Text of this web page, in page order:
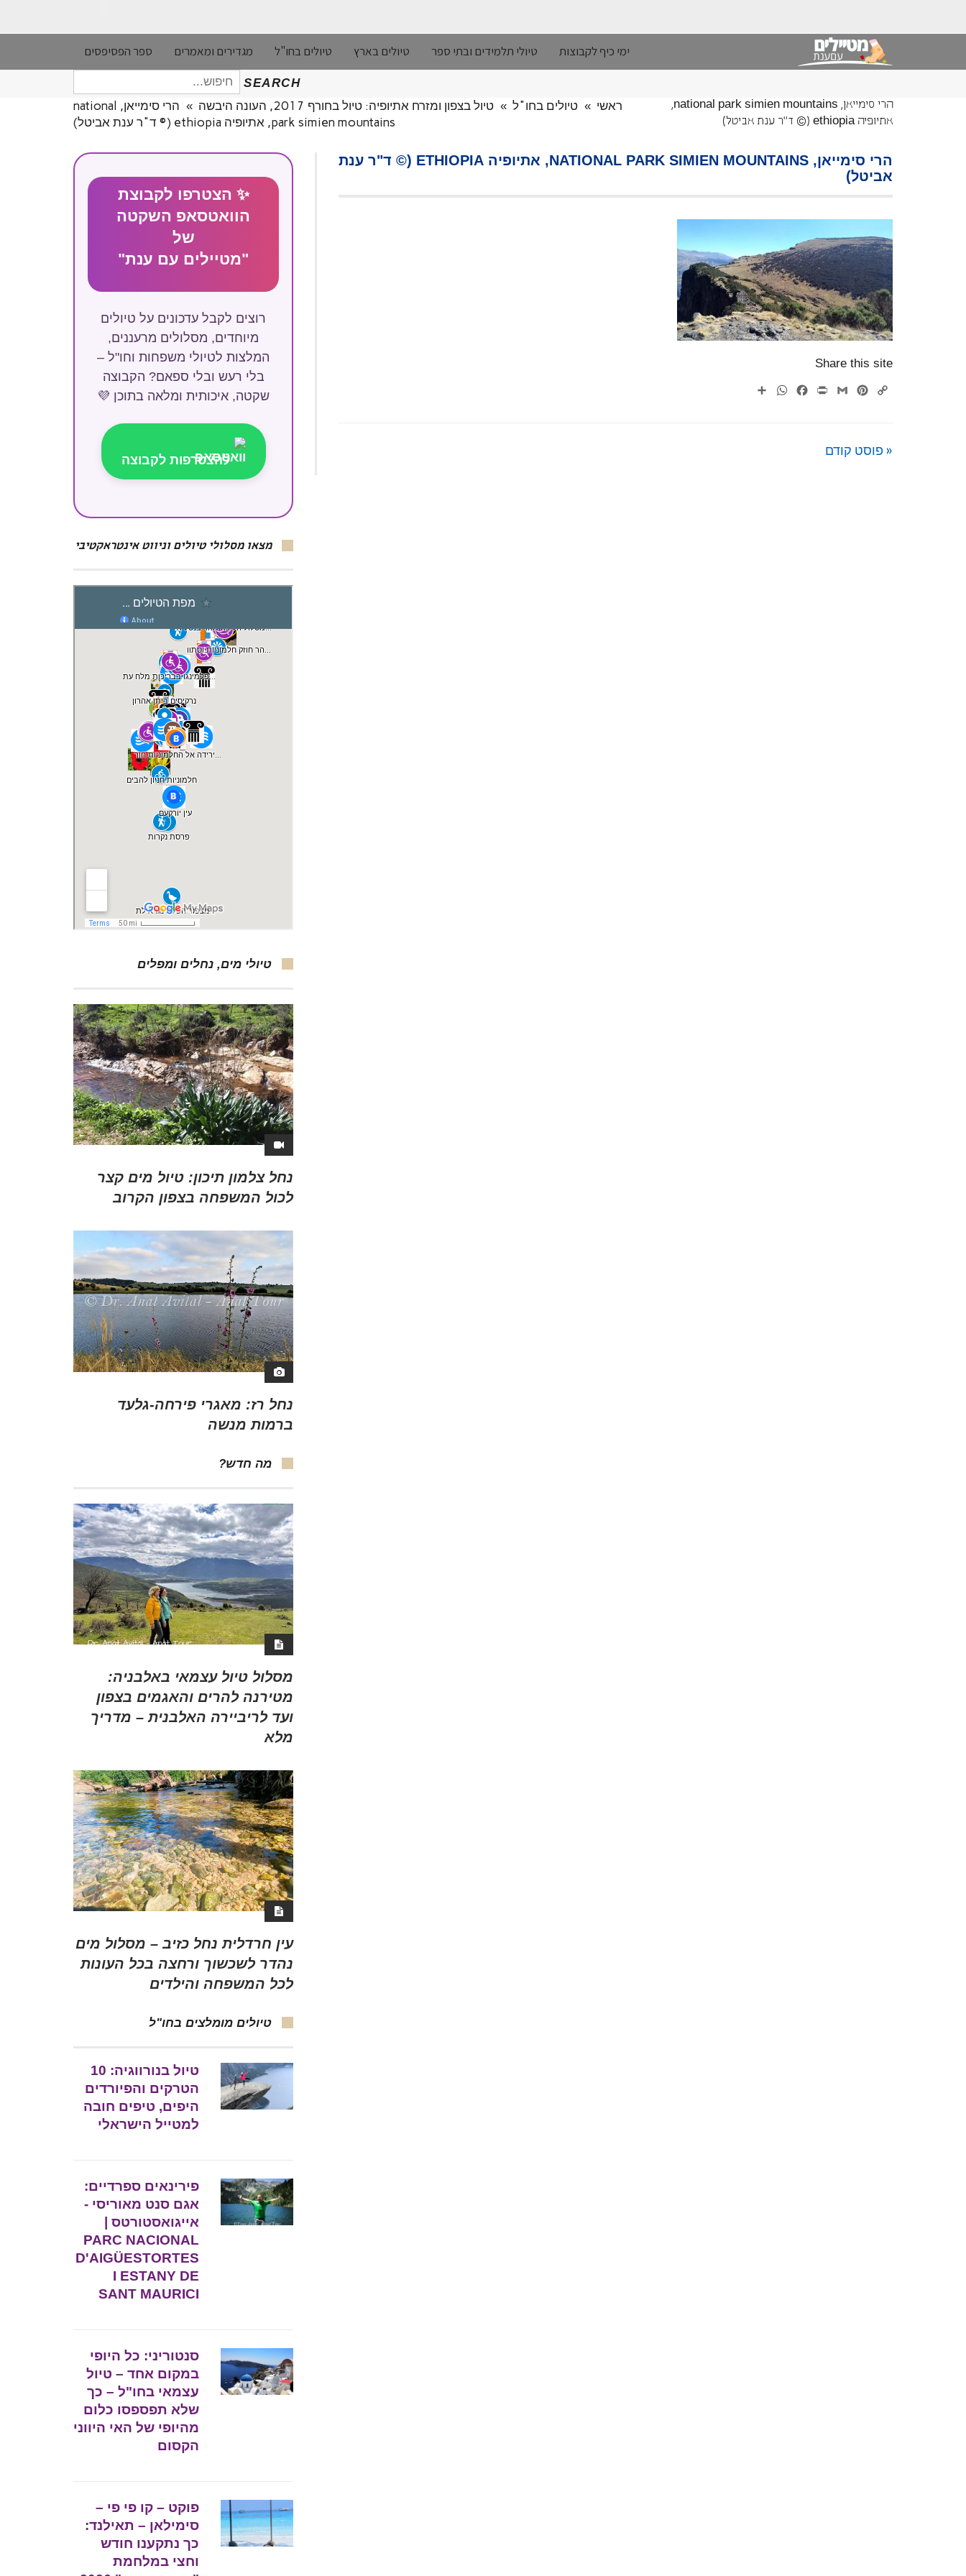
ימי כיף לקבוצות טיולי תלמידים ובתי ספר טיולים בארץ טיולים בחו"ל מגדירים ומאמרים ספר הפסיפסים
SEARCH
חיפוש
עבור:
הרי סימייאן, national park simien mountains,
אתיופיה ethiopia (© ד"ר ענת אביטל)
ראשי » טיולים בחו"ל » טיול בצפון ומזרח אתיופיה: טיול בחורף 2017, העונה היבשה »
הרי סימייאן, national
park simien mountains, אתיופיה ethiopia (© ד"ר ענת אביטל)
הרי סימייאן, NATIONAL PARK SIMIEN MOUNTAINS, אתיופיה ETHIOPIA (© ד"ר ענת
אביטל)
Share this site
Copy
Pinterest
Gmail
Print
Facebook
WhatsApp
« פוסט קודם
✨ הצטרפו לקבוצת
הוואטסאפ השקטה
של
"מטיילים עם ענת"
רוצים לקבל עדכונים על טיולים
מיוחדים, מסלולים מרעננים,
המלצות לטיולי משפחות וחו"ל –
בלי רעש ובלי ספאם? הקבוצה
שקטה, איכותית ומלאה בתוכן 💜
להצטרפות לקבוצה
מצאו מסלולי טיולים וניווט אינטראקטיבי
טיולי מים, נחלים ומפלים
נחל צלמון תיכון: טיול מים קצר
לכול המשפחה בצפון הקרוב
נחל רז: מאגרי פירחה-גלעד
ברמות מנשה
מה חדש?
מסלול טיול עצמאי באלבניה:
מטירנה להרים והאגמים בצפון
ועד לריביירה האלבנית – מדריך
מלא
עין חרדלית נחל כזיב – מסלול מים
נהדר לשכשוך ורחצה בכל העונות
לכל המשפחה והילדים
טיולים מומלצים בחו"ל
טיול בנורווגיה: 10
הטרקים והפיורדים
היפים, טיפים חובה
למטייל הישראלי
פירינאים ספרדיים:
אגם סנט מאוריסי -
אייגואסטורטס |
PARC NACIONAL
D'AIGÜESTORTES
I ESTANY DE
SANT MAURICI
סנטוריני: כל היופי
במקום אחד – טיול
עצמאי בחו"ל – כך
שלא תפספסו כלום
מהיופי של האי היווני
הקסום
פוקט – קו פי פי –
סימילאן – תאילנד:
כך נתקענו חודש
וחצי במלחמת